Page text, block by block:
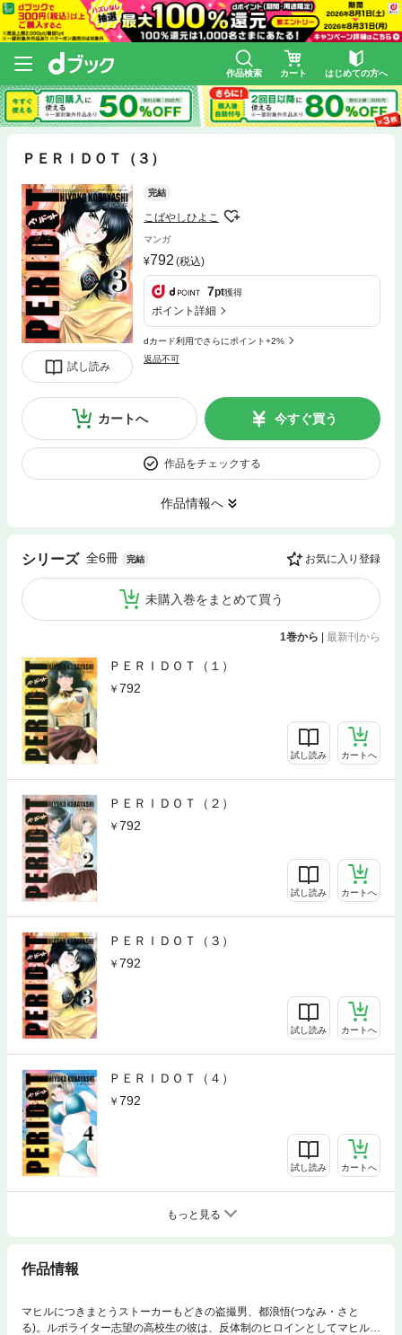
作品検索 カート はじめての方へ
ＰＥＲＩＤＯＴ（３）
試し読み
完結
こばやしひよこ
マンガ
792 (税込)
7pt獲得
ポイント詳細
dカード利用でさらにポイント+2%
返品不可
カートへ 今すぐ買う
作品をチェックする
作品情報へ
シリーズ 全6冊 完結 お気に入り登録
未購入巻をまとめて買う
1巻から | 最新刊から
ＰＥＲＩＤＯＴ（１）
792
試し読み カートへ
ＰＥＲＩＤＯＴ（２）
792
試し読み カートへ
ＰＥＲＩＤＯＴ（３）
792
試し読み カートへ
ＰＥＲＩＤＯＴ（４）
792
試し読み カートへ
もっと見る
作品情報
マヒルにつきまとうストーカーもどきの盗撮男、都浪悟(つなみ・さと
る)。ルポライター志望の高校生の彼は、反体制のヒロインとしてマヒルに